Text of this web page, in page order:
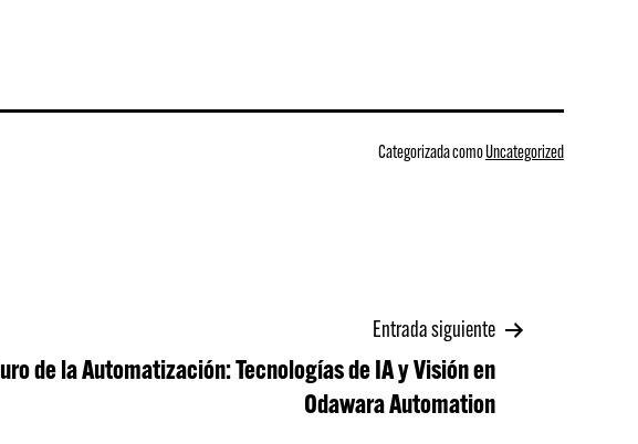
Categorizada comoUncategorized
Entrada siguiente
de la Automatización: Tecnologías de IA y Visión en
Odawara Automation